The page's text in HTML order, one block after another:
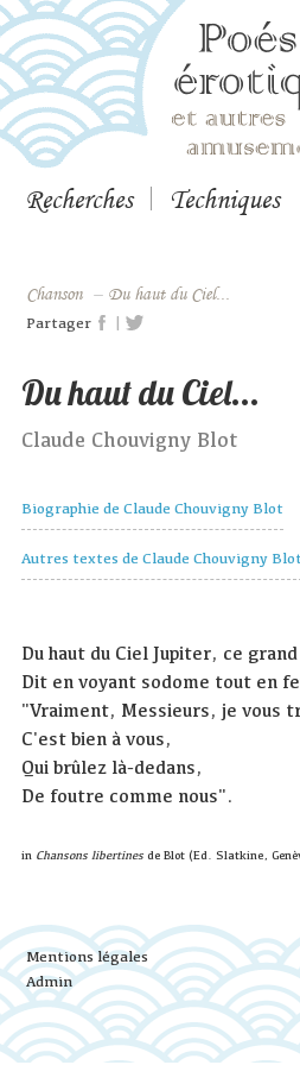
Recherches Techniques
Chanson – Du haut du Ciel...
Partager |
Du haut du Ciel...
Claude Chouvigny Blot
Biographie de Claude Chouvigny Blot
Autres textes de Claude Chouvigny
Du haut du Ciel Jupiter, ce
Dit en voyant sodome tout en
"Vraiment, Messieurs, je vous
C'est bien à vous,
Qui brûlez là-dedans,
De foutre comme nous".
in Chansons libertines de Blot (Ed. Slatkine,
Mentions légales
Admin